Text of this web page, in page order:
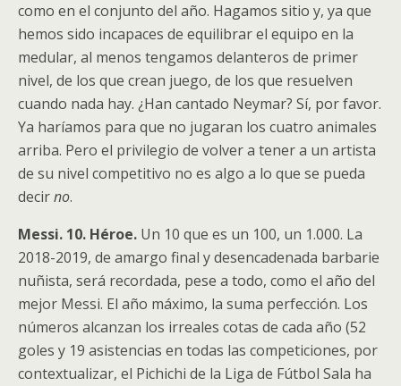
como en el conjunto del año. Hagamos sitio y, ya que
hemos sido incapaces de equilibrar el equipo en la
medular, al menos tengamos delanteros de primer
nivel, de los que crean juego, de los que resuelven
cuando nada hay. ¿Han cantado Neymar? Sí, por favor.
Ya haríamos para que no jugaran los cuatro animales
arriba. Pero el privilegio de volver a tener a un artista
de su nivel competitivo no es algo a lo que se pueda
decirno.
Messi. 10. Héroe. Un 10 que es un 100, un 1.000. La
2018-2019, de amargo final y desencadenada barbarie
nuñista, será recordada, pese a todo, como el año del
mejor Messi. El año máximo, la suma perfección. Los
números alcanzan los irreales cotas de cada año (52
goles y 19 asistencias en todas las competiciones, por
contextualizar, el Pichichi de la Liga de Fútbol Sala ha